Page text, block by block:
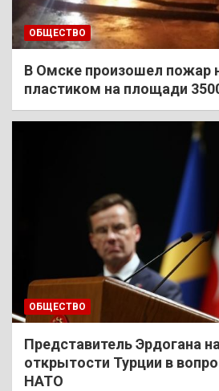
ОБЩЕСТВО
В Омске произошел пожар
пластиком на площади
ОБЩЕСТВО
Представитель Эрдогана
открытости Турции в
НАТО